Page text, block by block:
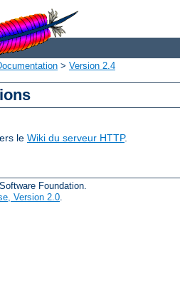
> Version 2.4
le Wiki du serveur HTTP.
Foundation.
Version 2.0